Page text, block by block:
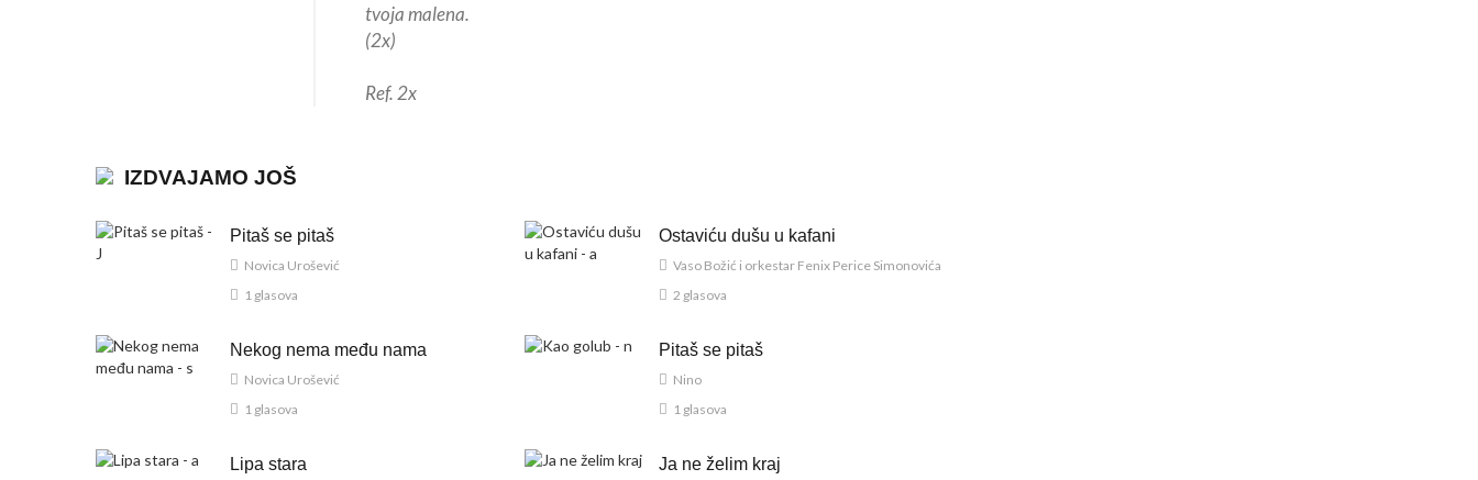
tvoja malena.
(2x)
Ref. 2x
IZDVAJAMO JOŠ
Pitaš se pitaš
Novica Urošević
1 glasova
Ostaviću dušu u kafani
Vaso Božić i orkestar Fenix Perice Simonovića
2 glasova
Nekog nema među nama
Novica Urošević
1 glasova
Pitaš se pitaš
Nino
1 glasova
Lipa stara Ja ne želim kraj